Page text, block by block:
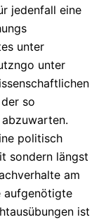
jedenfall eine
unter
unter
so
politisch
sondern längst
am
aufgenötigte
ist